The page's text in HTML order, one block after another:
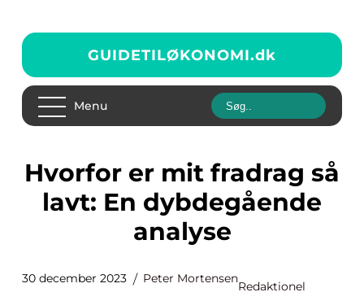
GUIDETILØKONOMI.dk
Menu
Hvorfor er mit fradrag så
lavt: En dybdegående
analyse
30 december 2023 Peter Mortensen
Redaktionel